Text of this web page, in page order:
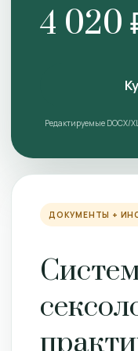
4 020
Редактируемые DOCX/
ДОКУМЕНТЫ +